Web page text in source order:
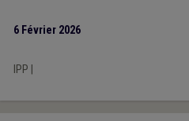
6 Février 2026
IPP